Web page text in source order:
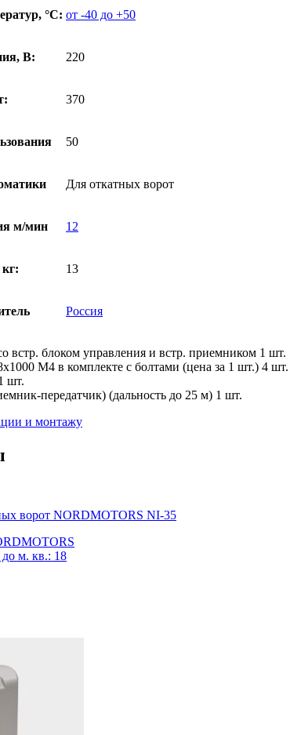
°С: от -40 до +50
В: 220
370
50
Для откатных ворот
м/мин 12
13
Россия
встр. блоком управления и встр. приемником 1 шт.
M4 в комплекте с болтами (цена за 1 шт.) 4 шт.
шт.
передатчик) (дальность до 25 м) 1 шт.
и монтажу
ворот NORDMOTORS NI-35
м. кв.: 18